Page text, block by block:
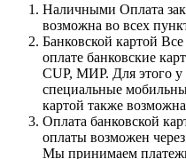
Наличными Оплата
возможна во всех
Банковской картой
оплате банковские
CUP, МИР. Для этого у
специальные
картой также
Оплата банковской
оплаты возможен
Мы принимаем